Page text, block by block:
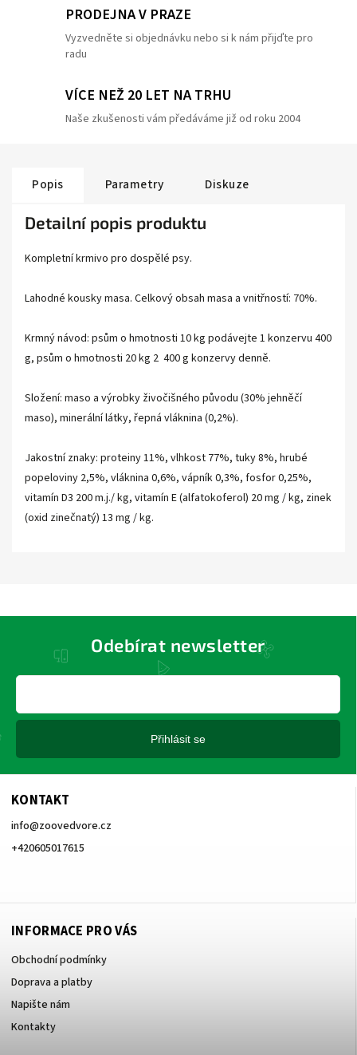
PRODEJNA V PRAZE
Vyzvedněte si objednávku nebo si k nám přijďte pro
radu
VÍCE NEŽ 20 LET NA TRHU
Naše zkušenosti vám předáváme již od roku 2004
Popis Parametry Diskuze
Detailní popis produktu
Kompletní krmivo pro dospělé psy.
Lahodné kousky masa. Celkový obsah masa a vnitřností: 70%.
Krmný návod: psům o hmotnosti 10 kg podávejte 1 konzervu 400
g, psům o hmotnosti 20 kg 2 400 g konzervy denně.
Složení: maso a výrobky živočišného původu (30% jehněčí
maso), minerální látky, řepná vláknina (0,2%).
Jakostní znaky: proteiny 11%, vlhkost 77%, tuky 8%, hrubé
popeloviny 2,5%, vláknina 0,6%, vápník 0,3%, fosfor 0,25%,
vitamín D3 200 m.j./ kg, vitamín E (alfatokoferol) 20 mg / kg, zinek
(oxid zinečnatý) 13 mg / kg.
KONTAKT
info@zoovedvore.cz
+420605017615
INFORMACE PRO VÁS
Obchodní podmínky
Doprava a platby
Napište nám
Kontakty
Odebírat newsletter
Přihlásit se